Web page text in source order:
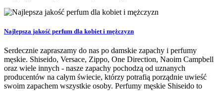
Najlepsza jakość perfum dla kobiet i mężczyzn
Serdecznie zapraszamy do nas po damskie zapachy i perfumy
męskie. Shiseido, Versace, Zippo, One Direction, Naoim Campbell
oraz wiele innych - nasze zapachy pochodzą od uznanych
producentów na całym świecie, którzy potrafią porządnie uwieść
swoim zapachem wszystkie osoby. Perfumy męskie Shiseido to